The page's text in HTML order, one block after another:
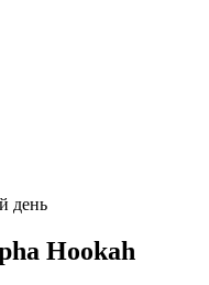
день
Hookah